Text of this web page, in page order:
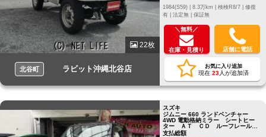
22枚
北谷町 ラビット沖縄北谷店
修復
有 | 法定無 | 保証無
＼無料／
在庫・見積り 店舗に電話
お気に入り追加
現在 23人が追加済
スズキ
ジムニー 660 ランドベンチャー
4WD 電動格納ミラー シートヒー
ター ＡＴ ＣＤ ルーフレール
アルミホイール エアコン
支払総額